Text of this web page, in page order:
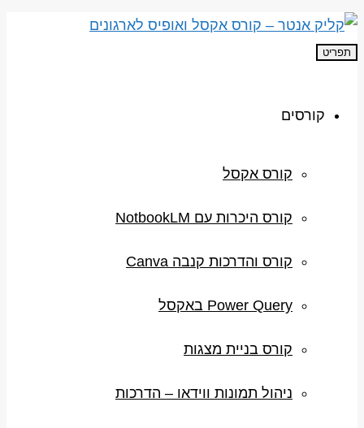
תפריט
קורסים
קורס אקסל
קורס היכרות עם NotbookLM
קורס והדרכות קנבה Canva
Power Query באקסל
קורס בניית מצגות
ניהול תמונות ווידאו – הדרכות